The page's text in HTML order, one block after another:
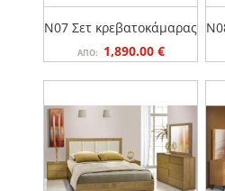
N07 Σετ κρεβατοκάμαρας
ΑΠΌ:
Original
.
1,890.00 €Η
είναι:
1,890.00